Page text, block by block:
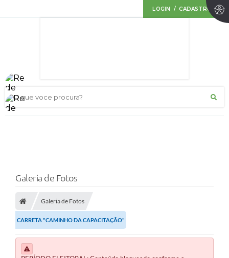
LOGIN / CADASTRO
O que voce procura?
Galeria de Fotos
Galeria de Fotos
CARRETA "CAMINHO DA CAPACITAÇÃO"